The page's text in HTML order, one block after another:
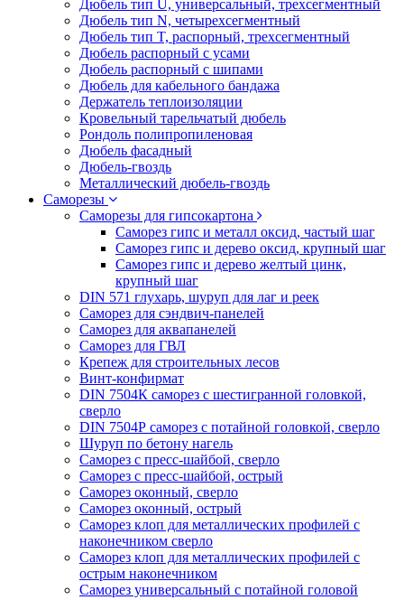
Дюбель тип U, универсальный, трехсегментный
Дюбель тип N, четырехсегментный
Дюбель тип T, распорный, трехсегментный
Дюбель распорный с усами
Дюбель распорный с шипами
Дюбель для кабельного бандажа
Держатель теплоизоляции
Кровельный тарельчатый дюбель
Рондоль полипропиленовая
Дюбель фасадный
Дюбель-гвоздь
Металлический дюбель-гвоздь
Саморезы
Саморезы для гипсокартона
Саморез гипс и металл оксид, частый шаг
Саморез гипс и дерево оксид, крупный шаг
Саморез гипс и дерево желтый цинк,
крупный шаг
DIN 571 глухарь, шуруп для лаг и реек
Саморез для сэндвич-панелей
Саморез для аквапанелей
Саморез для ГВЛ
Крепеж для строительных лесов
Винт-конфирмат
DIN 7504К саморез с шестигранной головкой,
сверло
DIN 7504Р саморез с потайной головкой, сверло
Шуруп по бетону нагель
Саморез с пресс-шайбой, сверло
Саморез с пресс-шайбой, острый
Саморез оконный, сверло
Саморез оконный, острый
Саморез клоп для металлических профилей с
наконечником сверло
Саморез клоп для металлических профилей с
острым наконечником
Саморез универсальный с потайной головой